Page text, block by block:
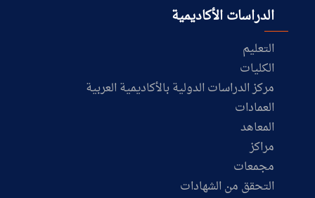
الدراسات الأكاديمية
التعليم
الكليات
مركز الدراسات الدولية بالأكاديمية العربية
العمادات
المعاهد
مراكز
مجمعات
التحقق من الشهادات